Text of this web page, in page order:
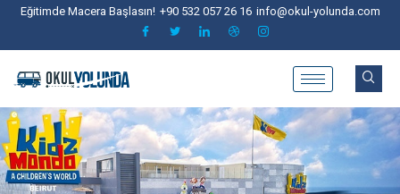
Eğitimde Macera Başlasın! +90 532 057 26 16 info@okul-yolunda.com